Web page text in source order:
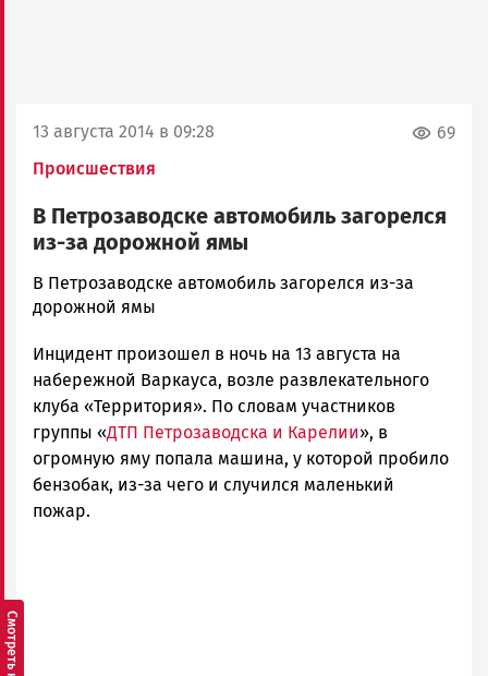
13 августа 2014 в 09:28
Происшествия
69
В Петрозаводске автомобиль загорелся
из-за дорожной ямы
admintimur
Новости
и
Карелии
|
Петрозаводск
ГОВОРИТ
В Петрозаводске автомобиль загорелся из-за
дорожной ямы
Инцидент произошел в ночь на 13 августа на
набережной Варкауса, возле развлекательного
клуба «Территория». По словам участников
группы «ДТП Петрозаводска и Карелии», в
огромную яму попала машина, у которой пробило
бензобак, из-за чего и случился маленький
пожар.